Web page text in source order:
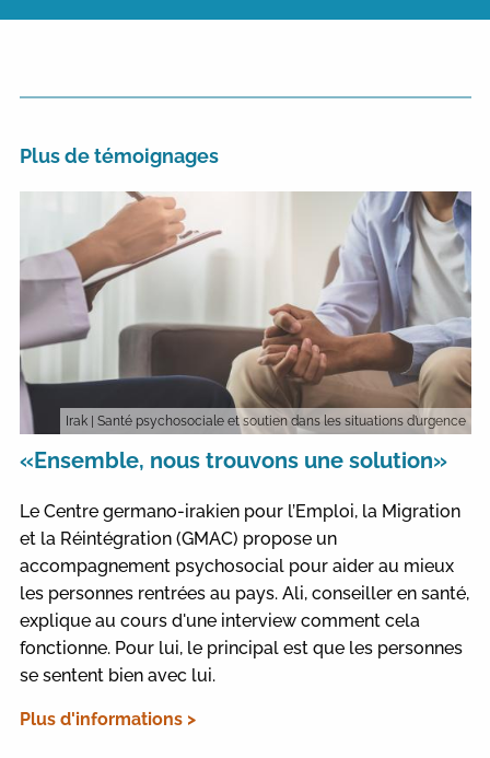
Plus de témoignages
Irak | Santé psychosociale et soutien dans les situations d’urgence
«Ensemble, nous trouvons une solution»
Le Centre germano-irakien pour l’Emploi, la Migration
et la Réintégration (GMAC) propose un
accompagnement psychosocial pour aider au mieux
les personnes rentrées au pays. Ali, conseiller en santé,
explique au cours d'une interview comment cela
fonctionne. Pour lui, le principal est que les personnes
se sentent bien avec lui.
Plus d'informations >